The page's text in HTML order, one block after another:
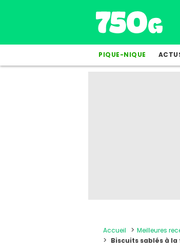
PIQUE-NIQUE
Accueil Meilleures
Biscuits sablés à